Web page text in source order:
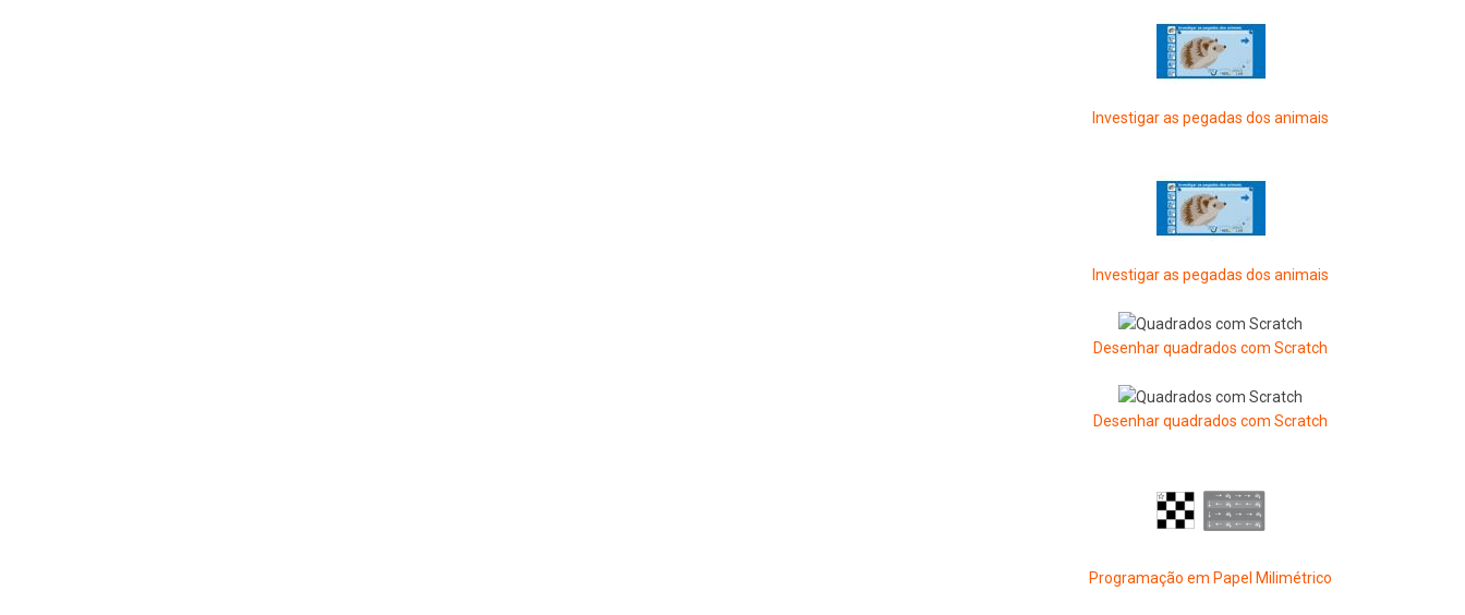
Investigar as pegadas dos animais
Investigar as pegadas dos animais
Desenhar quadrados com Scratch
Desenhar quadrados com Scratch
Programação em Papel Milimétrico